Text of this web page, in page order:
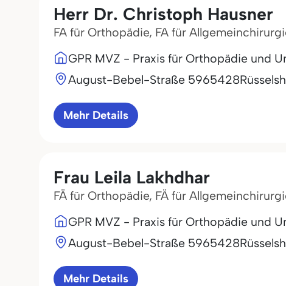
Herr Dr. Christoph Hausner
FA für Orthopädie, FA für
GPR MVZ - Praxis für Orthopädie und
August-Bebel-Straße 5965428
Mehr Details
Frau Leila Lakhdhar
FÄ für Orthopädie, FÄ für
GPR MVZ - Praxis für Orthopädie und
August-Bebel-Straße 5965428
Mehr Details